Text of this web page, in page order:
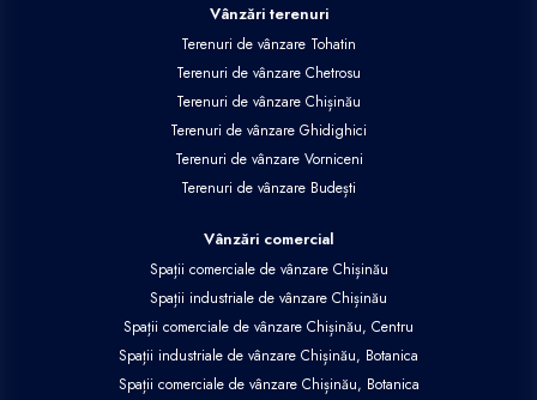
Vânzări terenuri
Terenuri de vânzare Tohatin
Terenuri de vânzare Chetrosu
Terenuri de vânzare Chișinău
Terenuri de vânzare Ghidighici
Terenuri de vânzare Vorniceni
Terenuri de vânzare Budești
Vânzări comercial
Spații comerciale de vânzare Chișinău
Spații industriale de vânzare Chișinău
Spații comerciale de vânzare Chișinău, Centru
Spații industriale de vânzare Chișinău, Botanica
Spații comerciale de vânzare Chișinău, Botanica